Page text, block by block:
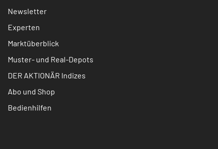
Newsletter
Experten
Marktüberblick
Muster- und Real-Depots
DER AKTIONÄR Indizes
Abo und Shop
Bedienhilfen